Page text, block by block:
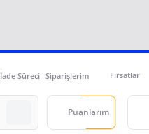
İade Süreci Siparişlerim Fırsatlar
Puanlarım